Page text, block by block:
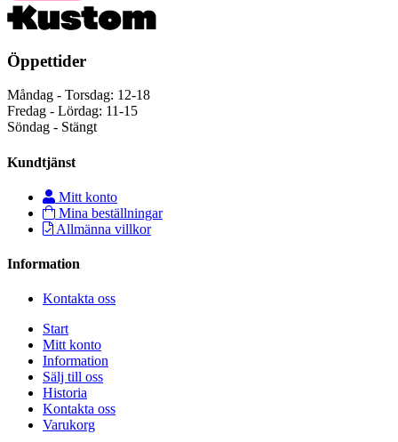
Öppettider
Måndag - Torsdag: 12-18
Fredag - Lördag: 11-15
Söndag - Stängt
Kundtjänst
Mitt konto
Mina beställningar
Allmänna villkor
Information
Kontakta oss
Start
Mitt konto
Information
Sälj till oss
Historia
Kontakta oss
Varukorg